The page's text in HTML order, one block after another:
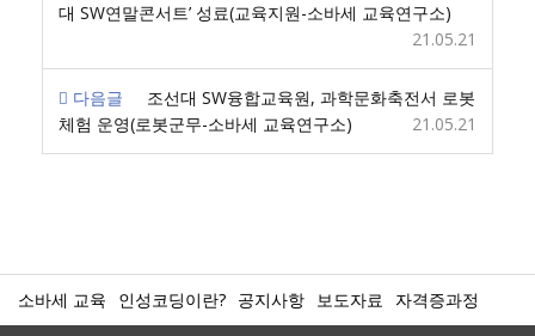
대 SW연말콘서트’ 성료(교육지원-소바세 교육연구소)
21.05.21
다음글
조선대 SW융합교육원, 과학문화축전서 로봇
체험 운영(로봇군무-소바세 교육연구소)
21.05.21
소바세 교육 인성코딩이란? 공지사항 보도자료 자격증과정